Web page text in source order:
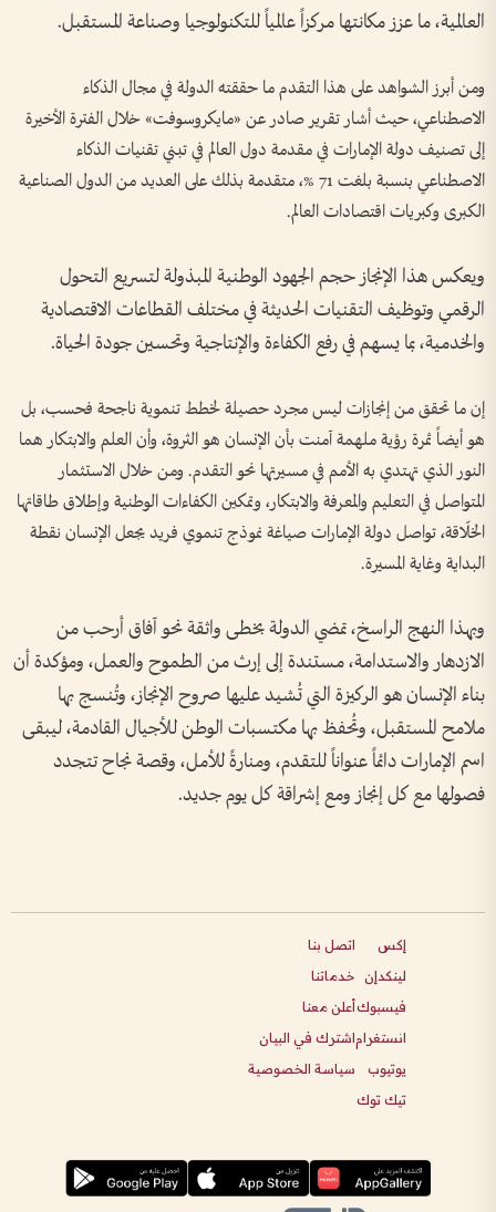
العالمية، ما عزز مكانتها مركزاً عالمياً للتكنولوجيا وصناعة المستقبل.
ومن أبرز الشواهد على هذا التقدم ما حققته الدولة في مجال الذكاء
الاصطناعي، حيث أشار تقرير صادر عن «مايكروسوفت» خلال الفترة الأخيرة
إلى تصنيف دولة الإمارات في مقدمة دول العالم في تبني تقنيات الذكاء
الاصطناعي بنسبة بلغت 71 %، متقدمة بذلك على العديد من الدول الصناعية
الكبرى وكبريات اقتصادات العالم.
ويعكس هذا الإنجاز حجم الجهود الوطنية المبذولة لتسريع التحول
الرقمي وتوظيف التقنيات الحديثة في مختلف القطاعات الاقتصادية
والخدمية، بما يسهم في رفع الكفاءة والإنتاجية وتحسين جودة الحياة.
إن ما تحقق من إنجازات ليس مجرد حصيلة لخطط تنموية ناجحة فحسب، بل
هو أيضاً ثمرة رؤية ملهمة آمنت بأن الإنسان هو الثروة، وأن العلم والابتكار هما
النور الذي تهتدي به الأمم في مسيرتها نحو التقدم. ومن خلال الاستثمار
المتواصل في التعليم والمعرفة والابتكار، وتمكين الكفاءات الوطنية وإطلاق طاقاتها
الخلّاقة، تواصل دولة الإمارات صياغة نموذج تنموي فريد يجعل الإنسان نقطة
البداية وغاية المسيرة.
وبهذا النهج الراسخ، تمضي الدولة بخطى واثقة نحو آفاق أرحب من
الازدهار والاستدامة، مستندة إلى إرث من الطموح والعمل، ومؤكدة أن
بناء الإنسان هو الركيزة التي تُشيد عليها صروح الإنجاز، وتُنسج بها
ملامح المستقبل، وتُحفظ بها مكتسبات الوطن للأجيال القادمة، ليبقى
اسم الإمارات دائماً عنواناً للتقدم، ومنارةً للأمل، وقصة نجاح تتجدد
فصولها مع كل إنجاز ومع إشراقة كل يوم جديد.
إكس
لينكدإن
فيسبوك
انستغرام
يوتيوب
تيك توك
اتصل بنا
خدماتنا
أعلن معنا
اشترك في البيان
سياسة الخصوصية